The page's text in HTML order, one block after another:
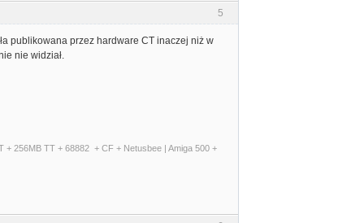
5
publikowana przez hardware CT inaczej niż w
nie widział.
+ 256MB TT + 68882 + CF + Netusbee | Amiga 500 +